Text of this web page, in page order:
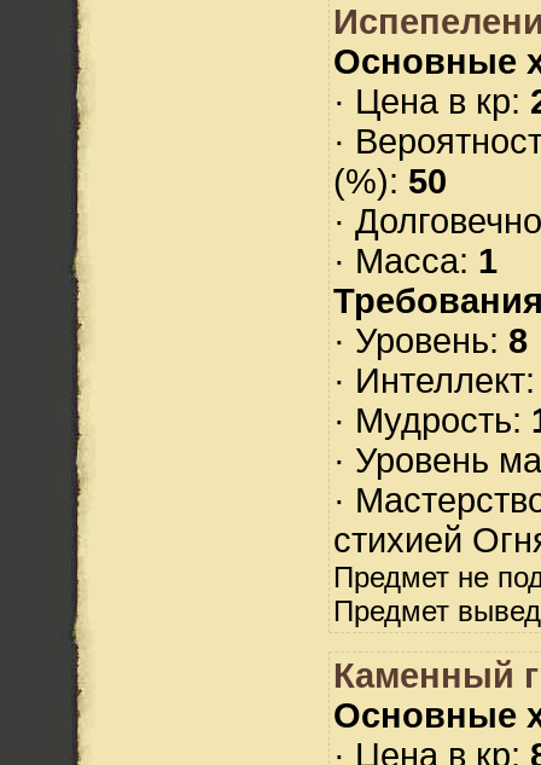
Основные
· Цена в кр:
·
(%): 50
·
· Масса: 1
· Уровень: 8
·
· Мудрость:
· Уровень
·
стихией
Предмет не
Предмет
Каменный
Основные
· Цена в кр: